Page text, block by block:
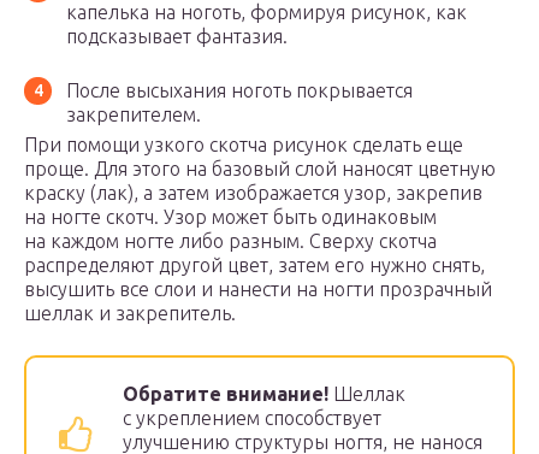
капелька на ноготь, формируя рисунок, как
подсказывает фантазия.
После высыхания ноготь покрывается
закрепителем.
При помощи узкого скотча рисунок сделать еще
проще. Для этого на базовый слой наносят цветную
краску (лак), а затем изображается узор, закрепив
на ногте скотч. Узор может быть одинаковым
на каждом ногте либо разным. Сверху скотча
распределяют другой цвет, затем его нужно снять,
высушить все слои и нанести на ногти прозрачный
шеллак и закрепитель.
Обратите внимание! Шеллак
с укреплением способствует
улучшению структуры ногтя, не нанося